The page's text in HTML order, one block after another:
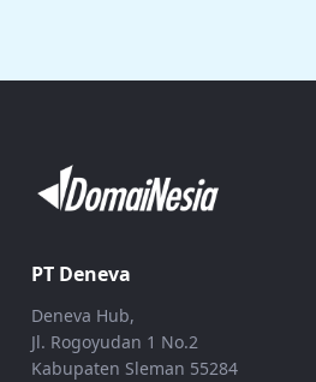
PT Deneva
Deneva Hub,
Jl. Rogoyudan 1 No.2
Kabupaten Sleman 55284